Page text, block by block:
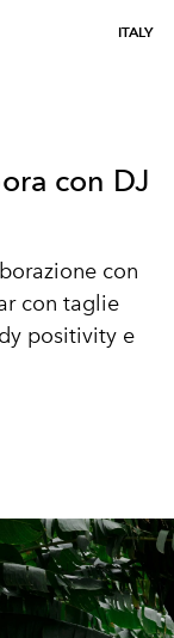
ITALY
con DJ
con
con taglie
positivity e